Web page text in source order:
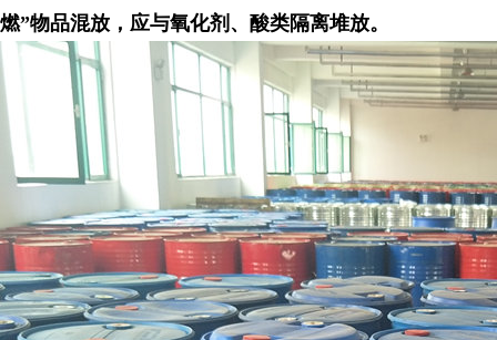
燃”物品混放，应与氧化剂、酸类隔离堆放。